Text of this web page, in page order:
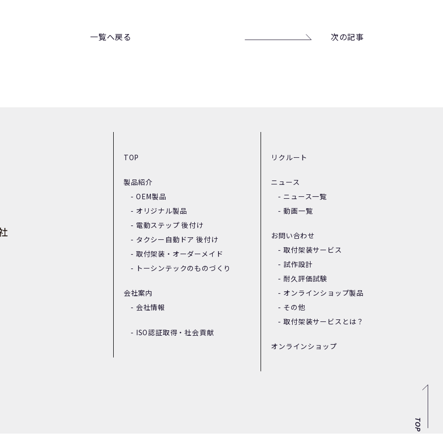
一覧へ戻る 次の記事
TOP
製品紹介
OEM製品
オリジナル製品
電動ステップ 後付け
タクシー自動ドア 後付け
取付架装・オーダーメイド
トーシンテックのものづくり
会社案内
会社情報
ISO認証取得・社会貢献
リクルート
ニュース
ニュース一覧
動画一覧
お問い合わせ
取付架装サービス
試作設計
耐久評価試験
オンラインショップ製品
その他
取付架装サービスとは？
オンラインショップ
TOP